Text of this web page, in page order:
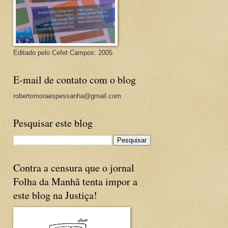
Editado pelo Cefet Campos: 2005
E-mail de contato com o blog
robertomoraespessanha@gmail.com
Pesquisar este blog
Contra a censura que o jornal
Folha da Manhã tenta impor a
este blog na Justiça!